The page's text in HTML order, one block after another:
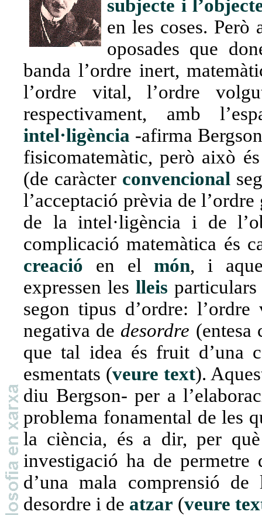
subjecte i
en les coses. Però
oposades que
banda l’ordre inert,
l’ordre vital, l’ordre
respectivament, amb
intel·ligència -afirma
fisicomatemàtic, però això
(de caràcter convencional
l’acceptació prèvia de
de la intel·ligència i de
complicació matemàtica és
creació en elmón, i
expressen les lleis
segon tipus d’ordre:
negativa de desordre
que tal idea és fruit d’una
esmentats (veure text).
diu Bergson- per a
problema fonamental de les
la ciència, és a dir, per
investigació ha de permetre
d’una mala comprensió
desordre i de atzar (veure